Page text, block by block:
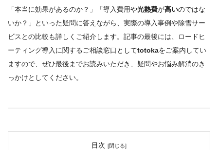
「本当に効果があるのか？」「導入費用や光熱費が高いのではな
いか？」といった疑問に答えながら、実際の導入事例や除雪サー
ビスとの比較も詳しくご紹介します。記事の最後には、ロードヒ
ーティング導入に関するご相談窓口としてtotokaをご案内してい
ますので、ぜひ最後までお読みいただき、疑問やお悩み解消のき
っかけとしてください。
目次